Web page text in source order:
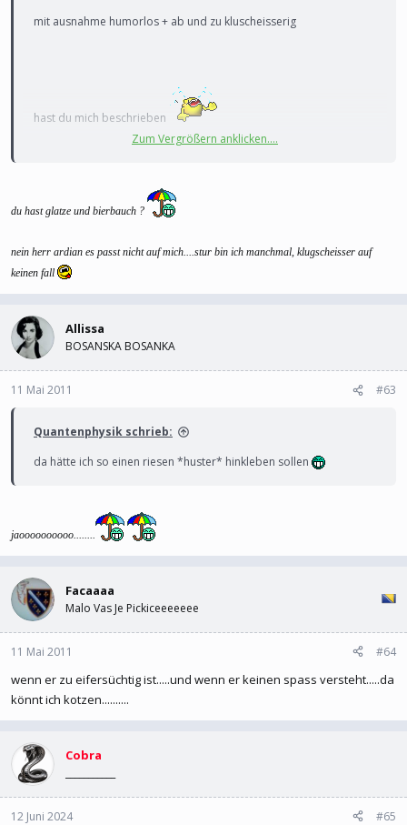
mit ausnahme humorlos + ab und zu kluscheisserig
hast du mich beschrieben
naja aber sturheit und rechthaberisch passt auf dich allissa doch
auch :laughing3:
Zum Vergrößern anklicken....
du hast glatze und bierbauch ?
nein herr ardian es passt nicht auf mich....stur bin ich manchmal, klugscheisser auf
keinen fall
Allissa
BOSANSKA BOSANKA
11 Mai 2011 #63
Quantenphysik schrieb:
da hätte ich so einen riesen *huster* hinkleben sollen
jaoooooooooo........
Facaaaa
Malo Vas Je Pickiceeeeeee
11 Mai 2011 #64
wenn er zu eifersüchtig ist.....und wenn er keinen spass versteht.....da
könnt ich kotzen..........
Cobra
12 Juni 2024 #65